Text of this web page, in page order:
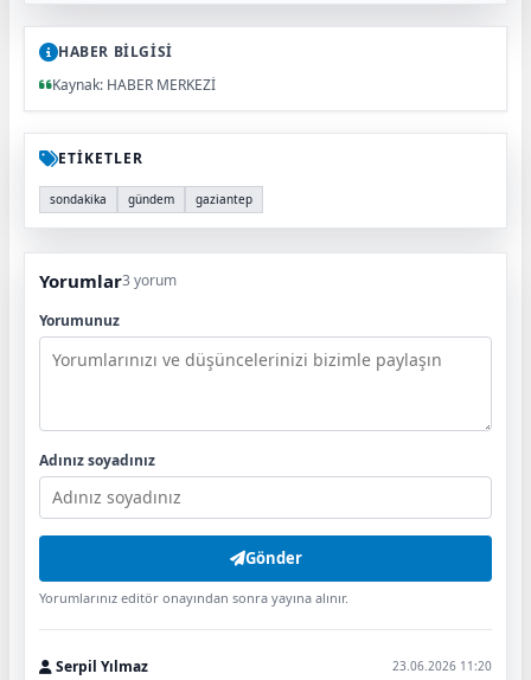
HABER BİLGİSİ
Kaynak: HABER MERKEZİ
ETİKETLER
sondakika gündem gaziantep
Yorumlar3 yorum
Yorumunuz
Adınız soyadınız
Gönder
Yorumlarınız editör onayından sonra yayına alınır.
Serpil Yılmaz 23.06.2026 11:20